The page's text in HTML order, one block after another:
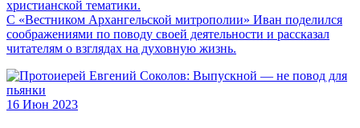
христианской тематики.
С «Вестником Архангельской митрополии» Иван поделился
соображениями по поводу своей деятельности и рассказал
читателям о взглядах на духовную жизнь.
16 Июн 2023